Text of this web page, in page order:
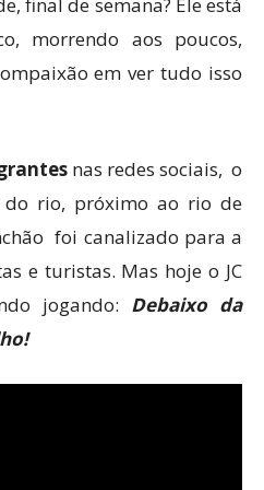
final de semana? Ele está
morrendo aos poucos,
em ver tudo isso
nas redes sociais, o
rio, próximo ao rio de
foi canalizado para a
e turistas. Mas hoje o JC
jogando: Debaixo da